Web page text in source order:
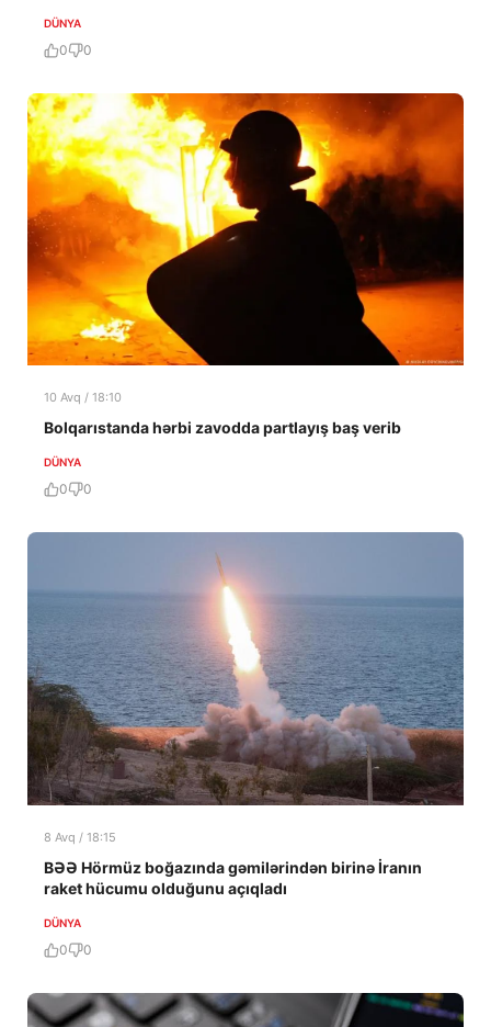
DÜNYA
0 0
10 Avq / 18:10
Bolqarıstanda hərbi zavodda partlayış baş verib
DÜNYA
0 0
8 Avq / 18:15
BƏƏ Hörmüz boğazında gəmilərindən birinə İranın
raket hücumu olduğunu açıqladı
DÜNYA
0 0